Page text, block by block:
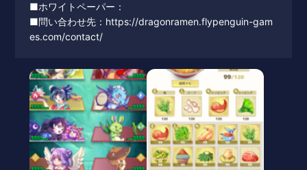
■ホワイトペーパー：
■問い合わせ先：https://dragonramen.flypenguin-gam
es.com/contact/